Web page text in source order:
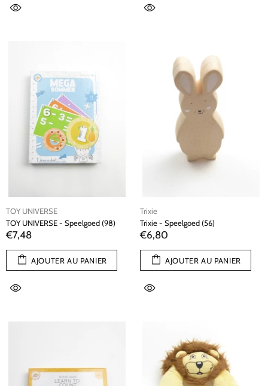
TOY UNIVERSE
TOY UNIVERSE - Speelgoed (98)
€7,48
AJOUTER AU PANIER
Trixie
Trixie - Speelgoed (56)
€6,80
AJOUTER AU PANIER